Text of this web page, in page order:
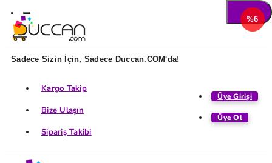
Sadece Sizin İçin, Sadece Duccan.COM'da!
Üye Girişi
Üye Ol
Kargo Takip
Bize Ulaşın
Sipariş Takibi
%6